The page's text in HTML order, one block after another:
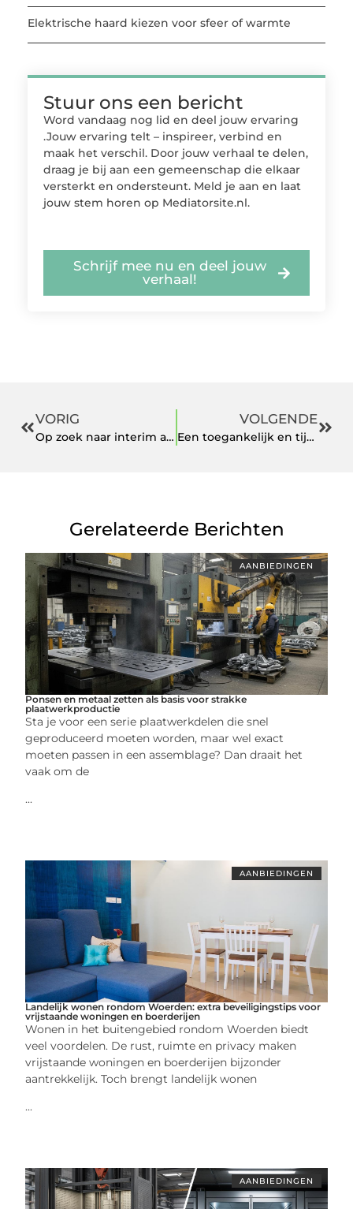
Elektrische haard kiezen voor sfeer of warmte
Stuur ons een bericht
Word vandaag nog lid en deel jouw ervaring
.Jouw ervaring telt – inspireer, verbind en
maak het verschil. Door jouw verhaal te delen,
draag je bij aan een gemeenschap die elkaar
versterkt en ondersteunt. Meld je aan en laat
jouw stem horen op Mediatorsite.nl.
Schrijf mee nu en deel jouw
verhaal!
VORIG
Op zoek naar interim advocaat mededingingsrecht?
VOLGENDE
Een toegankelijk en tijdbesparend personeelsplanning programma
Gerelateerde Berichten
AANBIEDINGEN
Ponsen en metaal zetten als basis voor strakke
plaatwerkproductie
Sta je voor een serie plaatwerkdelen die snel
geproduceerd moeten worden, maar wel exact
moeten passen in een assemblage? Dan draait het
vaak om de
...
AANBIEDINGEN
Landelijk wonen rondom Woerden: extra beveiligingstips voor
vrijstaande woningen en boerderijen
Wonen in het buitengebied rondom Woerden biedt
veel voordelen. De rust, ruimte en privacy maken
vrijstaande woningen en boerderijen bijzonder
aantrekkelijk. Toch brengt landelijk wonen
...
AANBIEDINGEN